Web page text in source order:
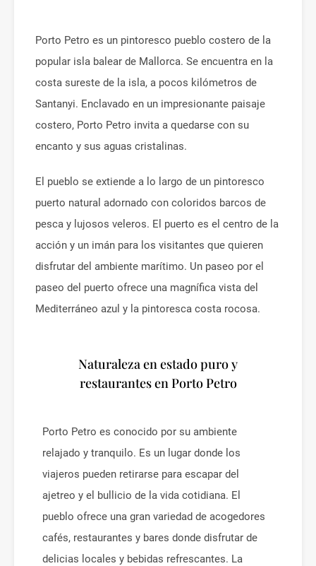
Porto Petro es un pintoresco pueblo costero de la
popular isla balear de Mallorca. Se encuentra en la
costa sureste de la isla, a pocos kilómetros de
Santanyi. Enclavado en un impresionante paisaje
costero, Porto Petro invita a quedarse con su
encanto y sus aguas cristalinas.
El pueblo se extiende a lo largo de un pintoresco
puerto natural adornado con coloridos barcos de
pesca y lujosos veleros. El puerto es el centro de la
acción y un imán para los visitantes que quieren
disfrutar del ambiente marítimo. Un paseo por el
paseo del puerto ofrece una magnífica vista del
Mediterráneo azul y la pintoresca costa rocosa.
Naturaleza en estado puro y
restaurantes en Porto Petro
Porto Petro es conocido por su ambiente
relajado y tranquilo. Es un lugar donde los
viajeros pueden retirarse para escapar del
ajetreo y el bullicio de la vida cotidiana. El
pueblo ofrece una gran variedad de acogedores
cafés, restaurantes y bares donde disfrutar de
delicias locales y bebidas refrescantes. La